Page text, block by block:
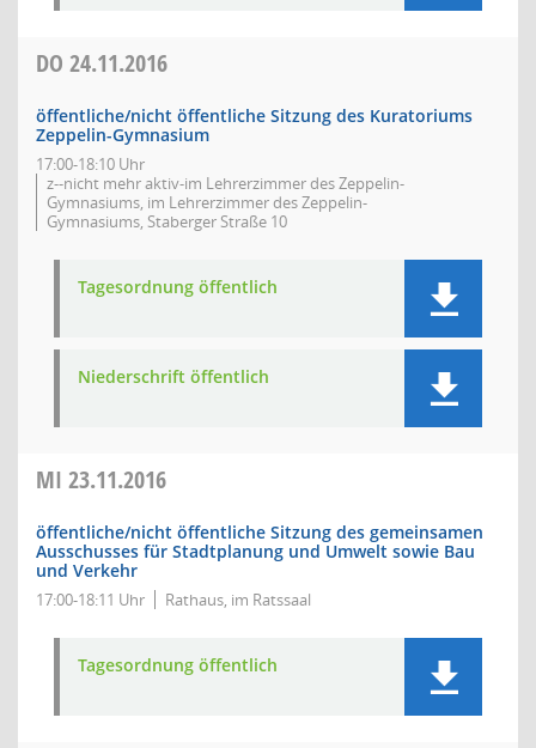
DO 24.11.2016
öffentliche/nicht öffentliche Sitzung des Kuratoriums
Zeppelin-Gymnasium
17:00-18:10 Uhr
z--nicht mehr aktiv-im Lehrerzimmer des Zeppelin-
Gymnasiums, im Lehrerzimmer des Zeppelin-
Gymnasiums, Staberger Straße 10
Tagesordnung öffentlich
Niederschrift öffentlich
MI 23.11.2016
öffentliche/nicht öffentliche Sitzung des gemeinsamen
Ausschusses für Stadtplanung und Umwelt sowie Bau
und Verkehr
17:00-18:11 Uhr Rathaus, im Ratssaal
Tagesordnung öffentlich